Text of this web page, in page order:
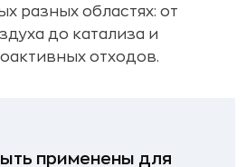
разных областях: от
до катализа и
отходов.
применены для